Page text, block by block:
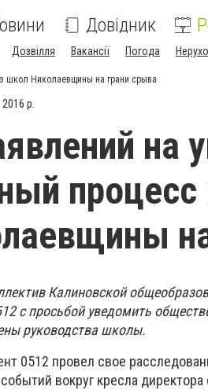
Довідник
Дозвілля Вакансії Погода
школ Николаевщины на грани срыва
р.
на
Калиновской
с просьбой уведомить
руководства школы.
0512 провел свое
вокруг кресла